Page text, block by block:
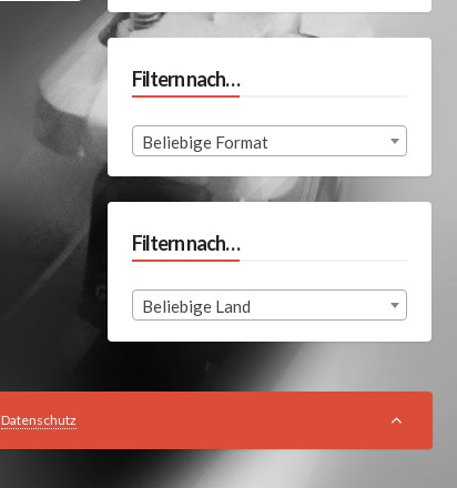
Filtern nach…
Beliebige Format
Filtern nach…
Beliebige Land
Datenschutz